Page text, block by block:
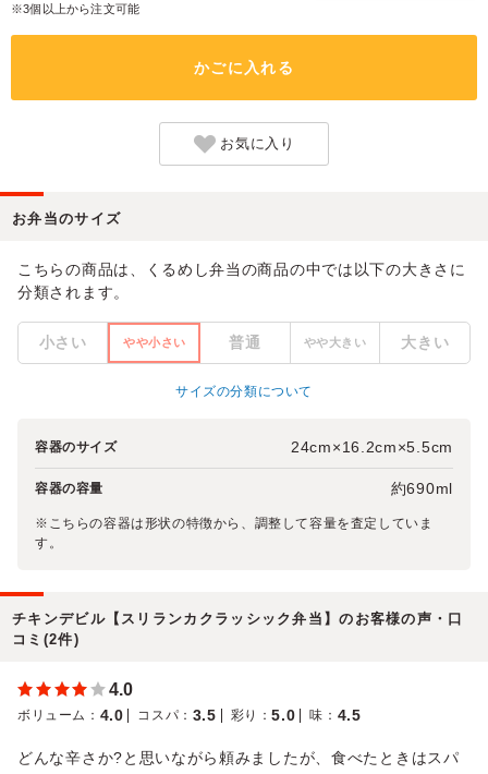
※3個以上から注文可能
かごに入れる
お気に入り
お弁当のサイズ
こちらの商品は、くるめし弁当の商品の中では以下の大きさに
分類されます。
小さい やや小さい 普通 やや大きい 大きい
サイズの分類について
容器のサイズ 24cm×16.2cm×5.5cm
容器の容量 約690ml
※こちらの容器は形状の特徴から、調整して容量を査定していま
す。
チキンデビル【スリランカクラッシック弁当】のお客様の声・口
コミ(2件)
4.0
ボリューム ： 4.0 コスパ ： 3.5 彩り ：5.0 味 ： 4.5
どんな辛さか?と思いながら頼みましたが、食べたときはスパ